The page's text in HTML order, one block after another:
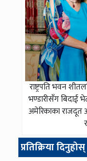
राष्ट्रपति भवन
भण्डारीसँग बिदाई
अमेरिकाका राजदूत
प्रतिक्रिया दिनुहोस्